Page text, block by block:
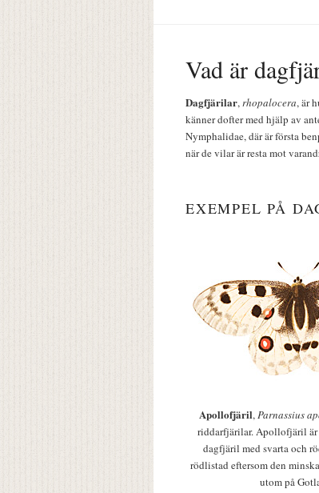
Vad är
Dagfjärilar,rhopalocera, är
känner dofter med hjälp av
Nymphalidae, där är första
när de vilar är resta mot
EXEMPEL PÅ
Apollofjäril,Parnassius
riddarfjärilar. Apollofjäril
dagfjäril med svarta och
rödlistad eftersom den
utom på